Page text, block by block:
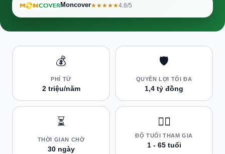
Moncover★★★★★4.8/5
💰
PHÍ TỪ
2 triệu/năm
🛡️
QUYỀN LỢI TỐI ĐA
1,4 tỷ đồng
⏳
THỜI GIAN CHỜ
30 ngày
👨‍⚕️
ĐỘ TUỔI THAM GIA
1 - 65 tuổi